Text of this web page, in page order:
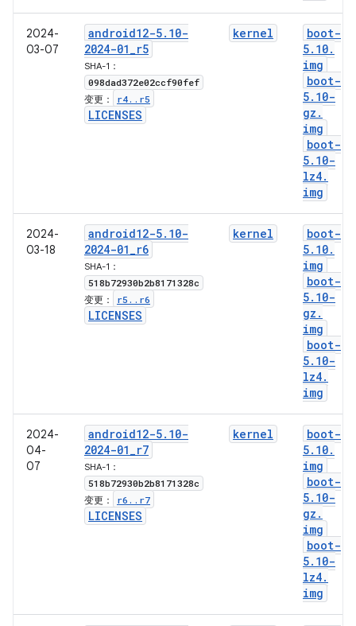
2024-
03-07
android12-5. 10-
2024-01_r5
SHA-1：
098dad372e02ccf90fef
变更： r4. . r5
LICENSES
kernel
boot-
5. 10.
img
boot-
5. 10-
gz .
img
boot-
5. 10-
lz4.
img
2024-
03-18
android12-5. 10-
2024-01_r6
SHA-1：
518b72930b2b8171328c
变更： r5 . . r6
LICENSES
kernel
boot-
5. 10.
img
boot-
5. 10-
gz .
img
boot-
5. 10-
lz4.
img
2024-
04-
07
android12-5. 10-
2024-01_r7
SHA-1：
518b72930b2b8171328c
变更： r6 . . r7
LICENSES
kernel
boot-
5. 10.
img
boot-
5. 10-
gz .
img
boot-
5. 10-
lz4.
img